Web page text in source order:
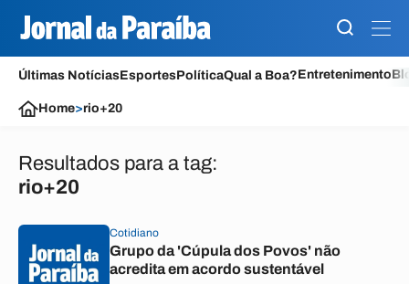
Últimas NotíciasEsportesPolíticaQual a Boa?Entretenimento
Home>rio+20
Resultados para a tag:
rio+20
Cotidiano
Grupo da 'Cúpula dos Povos' não
acredita em acordo sustentável